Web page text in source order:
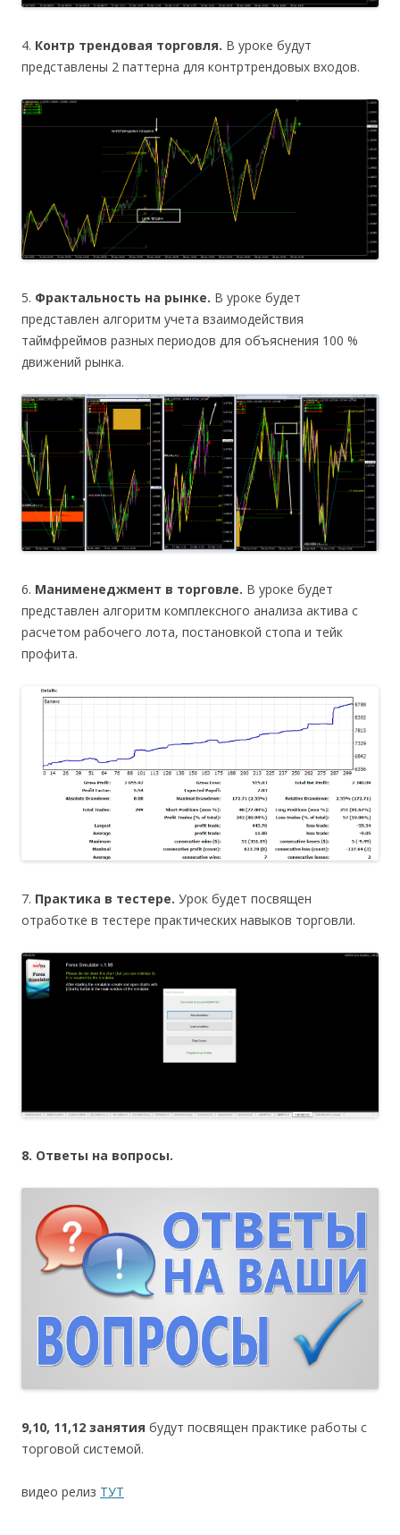
4. Контр трендовая торговля. В уроке будут
представлены 2 паттерна для контртрендовых входов.
5. Фрактальность на рынке. В уроке будет
представлен алгоритм учета взаимодействия
таймфреймов разных периодов для объяснения 100 %
движений рынка.
6. Манименеджмент в торговле. В уроке будет
представлен алгоритм комплексного анализа актива с
расчетом рабочего лота, постановкой стопа и тейк
профита.
7. Практика в тестере. Урок будет посвящен
отработке в тестере практических навыков торговли.
8. Ответы на вопросы.
9,10, 11,12 занятия будут посвящен практике работы с
торговой системой.
видео релиз ТУТ